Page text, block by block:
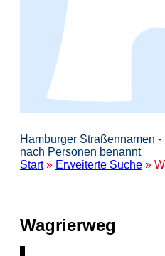
Hamburger Straßennamen -
nach Personen benannt
Start» Erweiterte Suche »
Wagrierweg